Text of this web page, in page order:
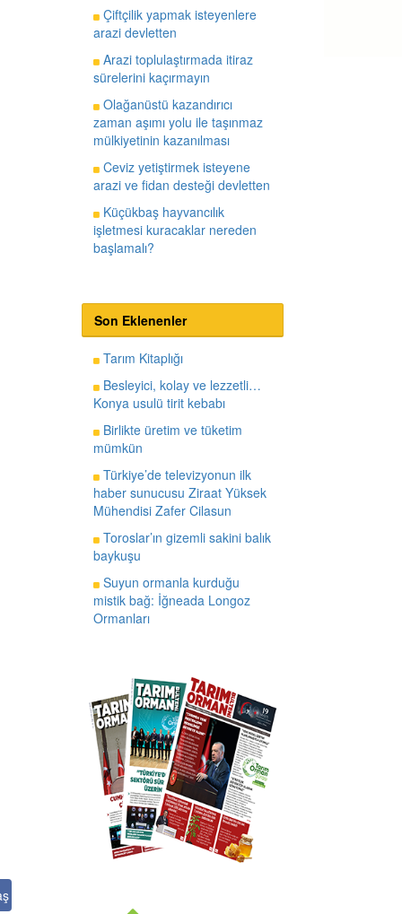
Çiftçilik yapmak isteyenlere
arazi devletten
Arazi toplulaştırmada itiraz
sürelerini kaçırmayın
Olağanüstü kazandırıcı
zaman aşımı yolu ile taşınmaz
mülkiyetinin kazanılması
Ceviz yetiştirmek isteyene
arazi ve fidan desteği devletten
Küçükbaş hayvancılık
işletmesi kuracaklar nereden
başlamalı?
Son Eklenenler
Tarım Kitaplığı
Besleyici, kolay ve lezzetli…
Konya usulü tirit kebabı
Birlikte üretim ve tüketim
mümkün
Türkiye’de televizyonun ilk
haber sunucusu Ziraat Yüksek
Mühendisi Zafer Cilasun
Toroslar’ın gizemli sakini balık
baykuşu
Suyun ormanla kurduğu
mistik bağ: İğneada Longoz
Ormanları